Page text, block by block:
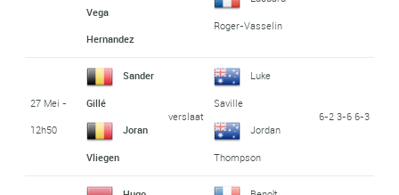
Vega
Hernandez
Roger-Vasselin
27 Mei -
12h50
Sander
Gillé
Joran
Vliegen
verslaat
Luke
Saville
Jordan
Thompson
6-2 3-6 6-3